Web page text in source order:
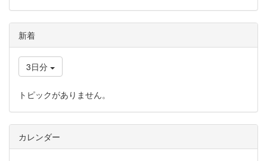
新着
3日分
トピックがありません。
カレンダー